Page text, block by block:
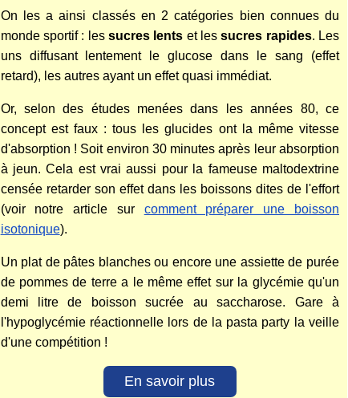
On les a ainsi classés en 2 catégories bien connues du
monde sportif : les sucres lents et lessucres rapides. Les
uns diffusant lentement le glucose dans le sang (effet
retard), les autres ayant un effet quasi immédiat.
Or, selon des études menées dans les années 80, ce
concept est faux : tous les glucides ont la même vitesse
d'absorption ! Soit environ 30 minutes après leur absorption
à jeun. Cela est vrai aussi pour la fameuse maltodextrine
censée retarder son effet dans les boissons dites de l'effort
(voir notre article sur comment préparer une boisson
isotonique).
Un plat de pâtes blanches ou encore une assiette de purée
de pommes de terre a le même effet sur la glycémie qu'un
demi litre de boisson sucrée au saccharose. Gare à
l'hypoglycémie réactionnelle lors de la pasta party la veille
d'une compétition !
En savoir plus